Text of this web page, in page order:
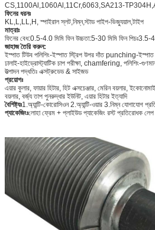
CS,1100Al,1060Al,11Cr,6063,SA213-
ফিনের ধরনঃ
KL,L,LL,H, স্পাইরাল স্লট,নিম্ন,স্টাড পাইপ-ভিজ্যুয়াল,টাইপ
মাত্রাঃ
ফিনের বেধ:0.5-4.0 মিমি ফিন উচ্চতা:5-30 মিমি ফিন পিচঃ3.5-
জাহাজ তৈরি করুন:
ইস্পাত টিউব পলিশিং-ইস্পাত স্ট্রিপ উপর দাঁত punching-ইস্পাত
ঢালাই-হাইড্রোস্ট্যাটিক চাপ পরীক্ষা, chamfering, পলিশিং-
উত্পাদন পদ্ধতিঃ এক্সট্রুডেড & সাইজড
প্রয়োগঃ
এয়ার কুলার, ফায়ার হিটার, হিট এক্সচেঞ্জার, মেরিন বয়লার,
বয়লার, বর্জ্য তাপ পুনরুদ্ধার ইউনিট, এয়ার হিটার ইত্যাদি
বৈশিষ্ট্যঃ1.অ্যান্টি-কোরোসিওন 2.অ্যান্টি-ওয়ার 3.নিম্ন যোগাযোগ
প্যাকেজিংঃলোহা ফ্রেম + প্লাইউড প্যাকেজিং রস্ট প্রতিরোধক